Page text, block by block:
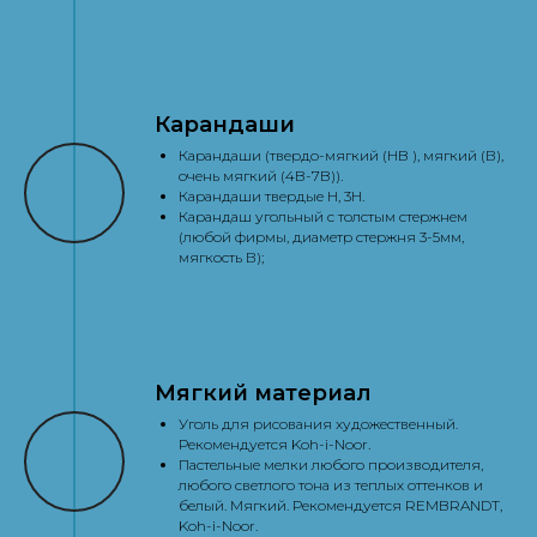
Карандаши
Карандаши (твердо-мягкий (HB ), мягкий (В),
очень мягкий (4B-7B)).
Карандаши твердые H, 3Н.
Карандаш угольный с толстым стержнем
(любой фирмы, диаметр стержня 3-5мм,
мягкость В);
Мягкий материал
Уголь для рисования художественный.
Рекомендуется Koh-i-Noor.
Пастельные мелки любого производителя,
любого светлого тона из теплых оттенков и
белый. Мягкий. Рекомендуется REMBRANDT,
Koh-i-Noor.